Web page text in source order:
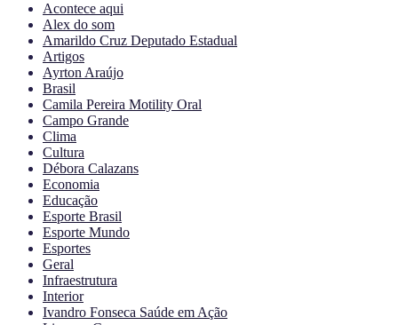
Acontece aqui
Alex do som
Amarildo Cruz Deputado Estadual
Artigos
Ayrton Araújo
Brasil
Camila Pereira Motility Oral
Campo Grande
Clima
Cultura
Débora Calazans
Economia
Educação
Esporte Brasil
Esporte Mundo
Esportes
Geral
Infraestrutura
Interior
Ivandro Fonseca Saúde em Ação